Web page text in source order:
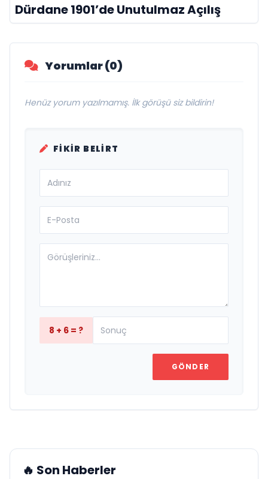
Dürdane 1901’de Unutulmaz Açılış
Yorumlar (0)
Henüz yorum yazılmamış. İlk görüşü siz bildirin!
FIKIR BELIRT
8 + 6 = ?
GÖNDER
🔥 Son Haberler